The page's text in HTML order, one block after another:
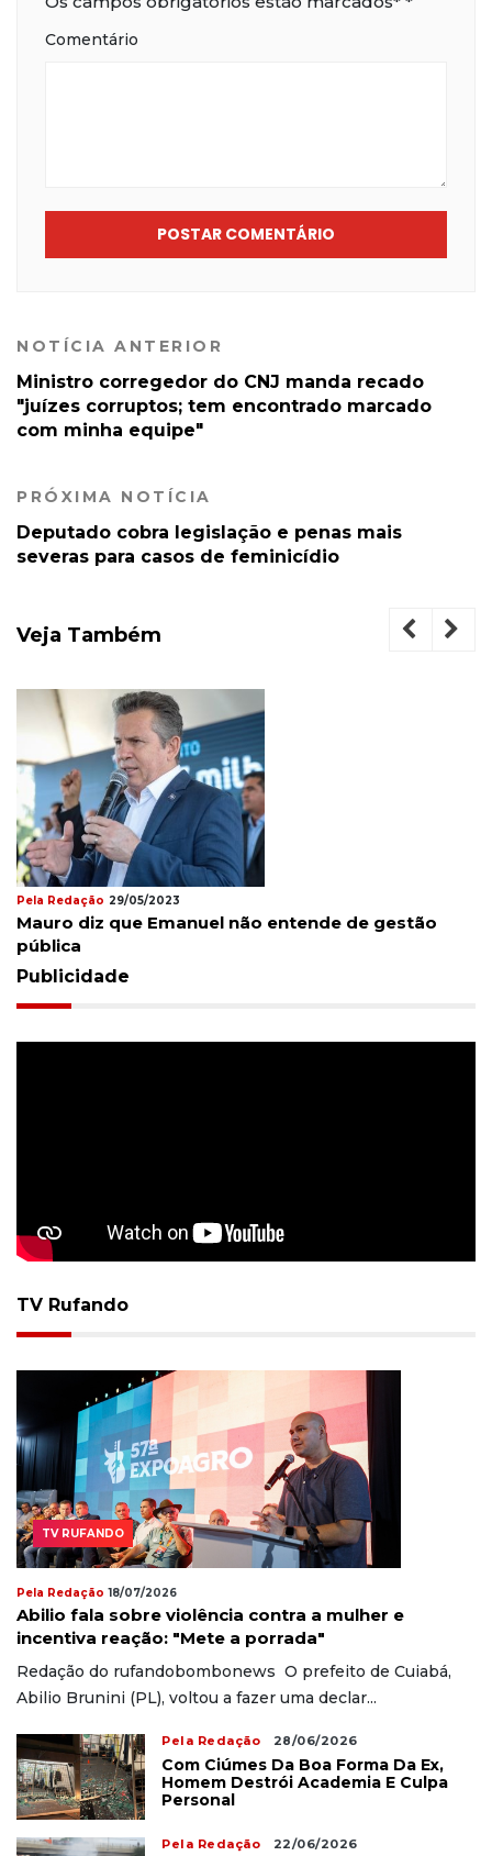
Comentário
POSTAR COMENTÁRIO
NOTÍCIA ANTERIOR
Ministro corregedor do CNJ manda recado
"juízes corruptos; tem encontrado marcado
com minha equipe"
PRÓXIMA NOTÍCIA
Deputado cobra legislação e penas mais
severas para casos de feminicídio
Veja Também
Pela Redação 29/05/2023
Mauro diz que Emanuel não entende de gestão
pública
Publicidade
TV Rufando
TV RUFANDO
Pela Redação 18/07/2026
Abilio fala sobre violência contra a mulher e
incentiva reação: "Mete a porrada"
Redação do rufandobombonews O prefeito de Cuiabá,
Abilio Brunini (PL), voltou a fazer uma declar...
Pela Redação 28/06/2026
Com Ciúmes Da Boa Forma Da Ex,
Homem Destrói Academia E Culpa
Personal
Pela Redação 22/06/2026